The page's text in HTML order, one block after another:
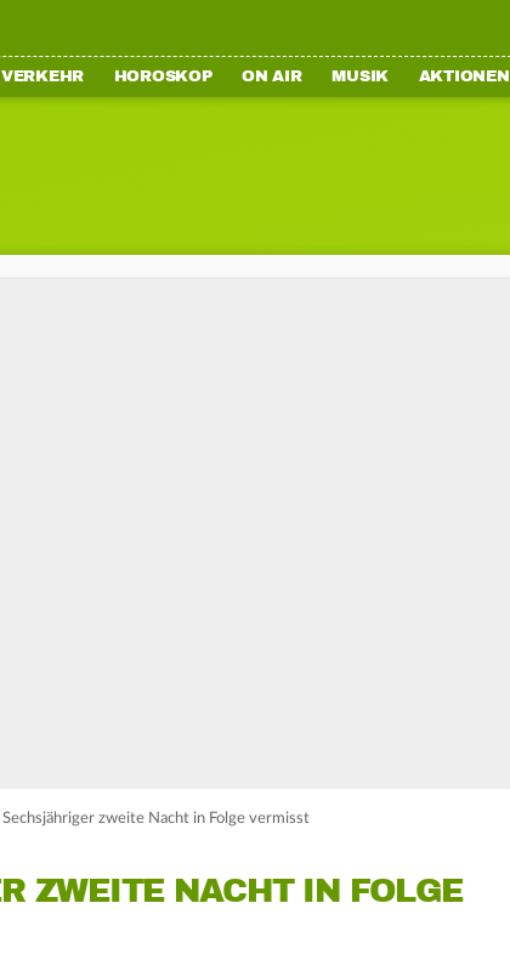
VERKEHR HOROSKOP ON AIR MUSIK AKTIONEN
Sechsjähriger zweite Nacht in Folge vermisst
ZWEITE NACHT IN FOLGE